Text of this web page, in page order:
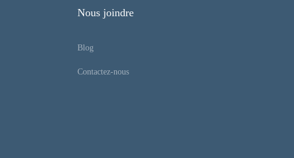
Nous joindre
Blog
Contactez-nous